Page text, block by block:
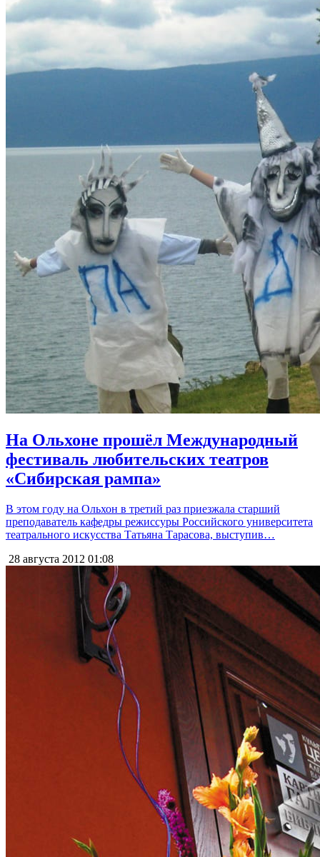
На Ольхоне прошёл Международный
фестиваль любительских театров
«Сибирская рампа»
В этом году на Ольхон в третий раз приезжала старший
преподаватель кафедры режиссуры Российского университета
театрального искусства Татьяна Тарасова, выступив…
28 августа 2012 01:08